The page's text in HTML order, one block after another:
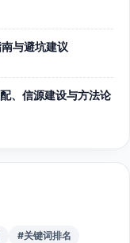
与避坑建议
、信源建设与方法论
#关键词排名